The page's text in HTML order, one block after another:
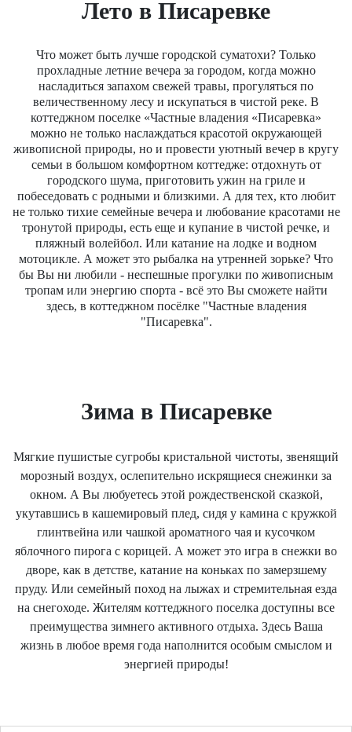
Лето в Писаревке
Что может быть лучше городской суматохи? Только
прохладные летние вечера за городом, когда можно
насладиться запахом свежей травы, прогуляться по
величественному лесу и искупаться в чистой реке. В
коттеджном поселке «Частные владения «Писаревка»
можно не только наслаждаться красотой окружающей
живописной природы, но и провести уютный вечер в кругу
семьи в большом комфортном коттедже: отдохнуть от
городского шума, приготовить ужин на гриле и
побеседовать с родными и близкими. А для тех, кто любит
не только тихие семейные вечера и любование красотами не
тронутой природы, есть еще и купание в чистой речке, и
пляжный волейбол. Или катание на лодке и водном
мотоцикле. А может это рыбалка на утренней зорьке? Что
бы Вы ни любили - неспешные прогулки по живописным
тропам или энергию спорта - всё это Вы сможете найти
здесь, в коттеджном посёлке "Частные владения
"Писаревка".
Зима в Писаревке
Мягкие пушистые сугробы кристальной чистоты, звенящий
морозный воздух, ослепительно искрящиеся снежинки за
окном. А Вы любуетесь этой рождественской сказкой,
укутавшись в кашемировый плед, сидя у камина с кружкой
глинтвейна или чашкой ароматного чая и кусочком
яблочного пирога с корицей. А может это игра в снежки во
дворе, как в детстве, катание на коньках по замерзшему
пруду. Или семейный поход на лыжах и стремительная езда
на снегоходе. Жителям коттеджного поселка доступны все
преимущества зимнего активного отдыха. Здесь Ваша
жизнь в любое время года наполнится особым смыслом и
энергией природы!